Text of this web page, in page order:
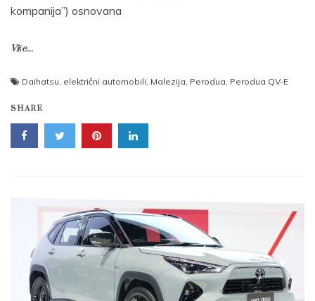
kompanija”) osnovana
Više...
Daihatsu, električni automobili, Malezija, Perodua, Perodua QV-E
SHARE